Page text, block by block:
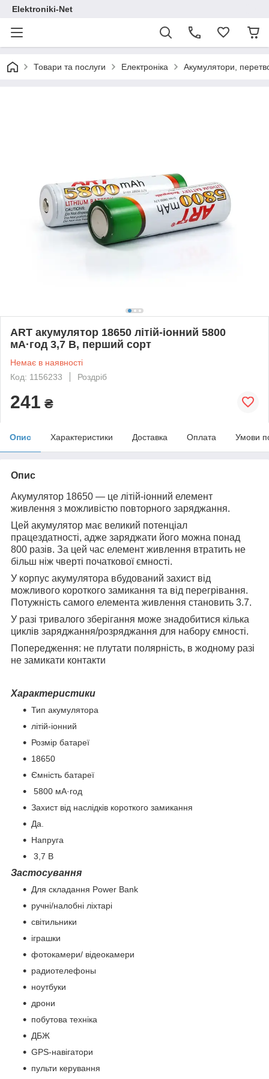
Elektroniki-Net
Товари та послуги Електроніка Акумулятори,
ART акумулятор 18650 літій-іонний 5800
мА·год 3,7 В, перший сорт
Немає в наявності
Код: 1156233
Роздріб
241 ₴
Опис Характеристики Доставка Оплата Умови
Опис
Акумулятор 18650 — це літій-іонний елемент
живлення з можливістю повторного заряджання.
Цей акумулятор має великий потенціал
працездатності, адже заряджати його можна понад
800 разів. За цей час елемент живлення втратить не
більш ніж чверті початкової ємності.
У корпус акумулятора вбудований захист від
можливого короткого замикання та від перегрівання.
Потужність самого елемента живлення становить 3.7.
У разі тривалого зберігання може знадобитися кілька
циклів заряджання/розряджання для набору ємності.
Попередження: не плутати полярність, в жодному разі
не замикати контакти
Характеристики
Тип акумулятора
літій-іонний
Розмір батареї
18650
Ємність батареї
5800 мА·год
Захист від наслідків короткого замикання
Да.
Напруга
3,7 В
Застосування
Для складання Power Bank
ручні/налобні ліхтарі
світильники
іграшки
фотокамери/ відеокамери
радиотелефоны
ноутбуки
дрони
побутова техніка
ДБЖ
GPS-навігатори
пульти керування